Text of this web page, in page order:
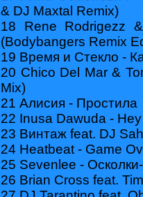
& DJ Maxtal Remix)
18 Rene Rodrigezz
(Bodybangers Remix
19 Время и Стекло -
20 Chico Del Mar &
Mix)
21 Алисия - Простила
22 Inusa Dawuda -
23 Винтаж feat. DJ
24 Heatbeat - Game
25 Sevenlee -
26 Brian Cross feat.